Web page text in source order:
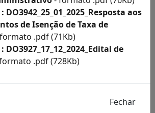
DO3942_25_01_2025_Resposta aos
de Isenção de Taxa de
.pdf (71Kb)
DO3927_17_12_2024_Edital de
.pdf (728Kb)